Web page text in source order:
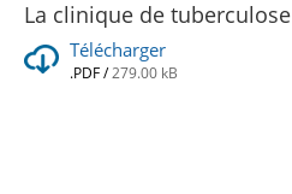
La clinique de tuberculose
Télécharger
.PDF/279.00 kB